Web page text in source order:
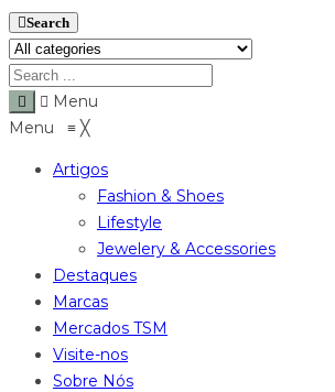
Search
Menu
Menu ≡ ╳
Artigos
Fashion & Shoes
Lifestyle
Jewelery & Accessories
Destaques
Marcas
Mercados TSM
Visite-nos
Sobre Nós